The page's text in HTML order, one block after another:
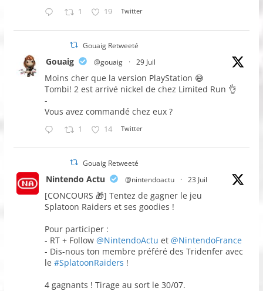
1 19 Twitter
Gouaig Retweeté
Gouaig @gouaig · 29 Juil
Moins cher que la version PlayStation 😅
Tombi! 2 est arrivé nickel de chez Limited Run 👌
-
Vous avez commandé chez eux ?
1 14 Twitter
Gouaig Retweeté
Nintendo Actu @nintendoactu · 23 Juil
[CONCOURS 🎁] Tentez de gagner le jeu
Splatoon Raiders et ses goodies !
Pour participer :
- RT + Follow @NintendoActu et @NintendoFrance
- Dis-nous ton membre préféré des Tridenfer avec
le #SplatoonRaiders !
4 gagnants ! Tirage au sort le 30/07.